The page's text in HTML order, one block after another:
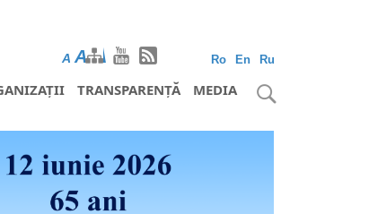
Ro En Ru
A AA
TRANSPARENȚĂ MEDIA